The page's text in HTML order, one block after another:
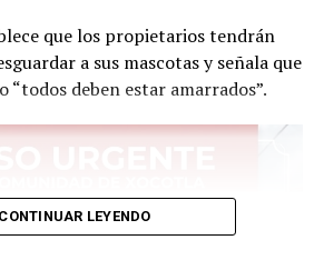
que los propietarios tendrán
a sus mascotas y señala que
“todos deben estar amarrados”.
CONTINUAR LEYENDO